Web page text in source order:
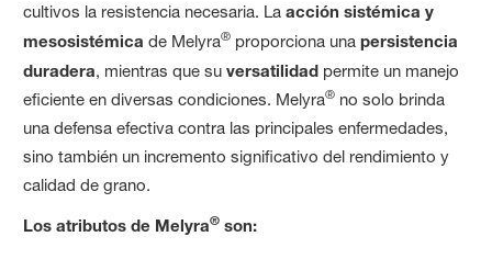
cultivos la resistencia necesaria. Laacción sistémica y
mesosistémica de Melyra® proporciona unapersistencia
duradera, mientras que suversatilidad permite un manejo
eficiente en diversas condiciones. Melyra® no solo brinda
una defensa efectiva contra las principales enfermedades,
sino también un incremento significativo del rendimiento y
calidad de grano.
Los atributos de Melyra® son: